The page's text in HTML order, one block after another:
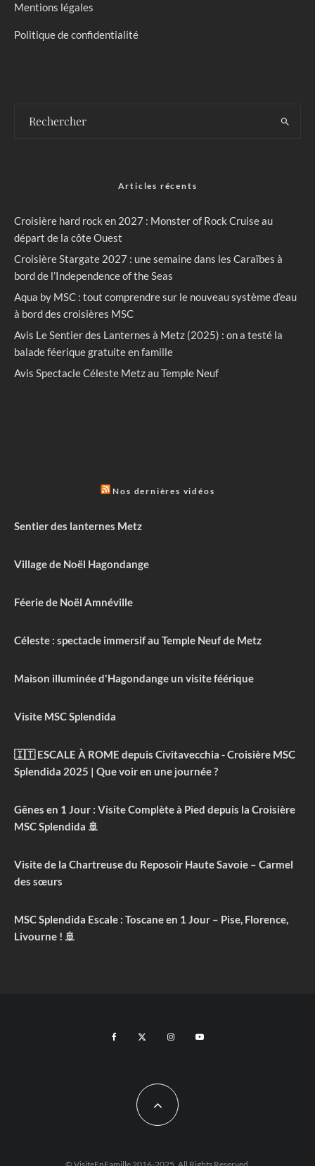
Mentions légales
Politique de confidentialité
Articles récents
Croisière hard rock en 2027 : Monster of Rock Cruise au
départ de la côte Ouest
Croisière Stargate 2027 : une semaine dans les Caraïbes à
bord de l’Independence of the Seas
Aqua by MSC : tout comprendre sur le nouveau système d’eau
à bord des croisières MSC
Avis Le Sentier des Lanternes à Metz (2025) : on a testé la
balade féerique gratuite en famille
Avis Spectacle Céleste Metz au Temple Neuf
Nos dernières vidéos
Sentier des lanternes Metz
Village de Noël Hagondange
Féerie de Noël Amnéville
Céleste : spectacle immersif au Temple Neuf de Metz
Maison illuminée d'Hagondange un visite féérique
Visite MSC Splendida
🇮🇹 ESCALE À ROME depuis Civitavecchia - Croisière MSC
Splendida 2025 | Que voir en une journée ?
Gênes en 1 Jour : Visite Complète à Pied depuis la Croisière
MSC Splendida 🚢
Visite de la Chartreuse du Reposoir Haute Savoie – Carmel
des sœurs
MSC Splendida Escale : Toscane en 1 Jour – Pise, Florence,
Livourne ! 🚢